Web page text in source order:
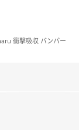
衝撃吸収 バンパー